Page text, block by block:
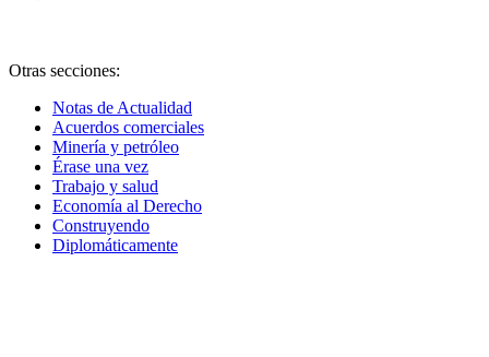
Otras secciones:
Notas de Actualidad
Acuerdos comerciales
Minería y petróleo
Érase una vez
Trabajo y salud
Economía al Derecho
Construyendo
Diplomáticamente